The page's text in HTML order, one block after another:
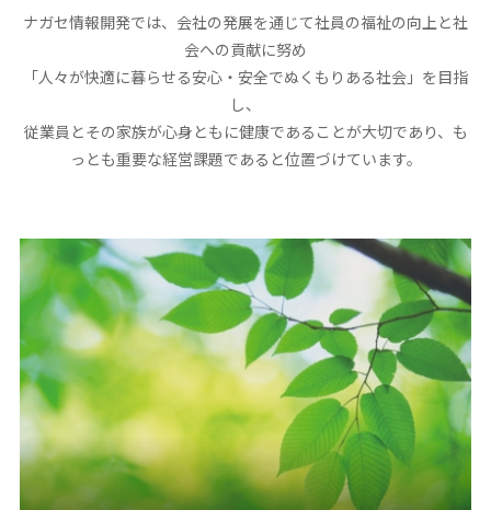
ナガセ情報開発では、会社の発展を通じて社員の福祉の向上と社
会への貢献に努め
「人々が快適に暮らせる安心・安全でぬくもりある社会」を目指
し、
従業員とその家族が心身ともに健康であることが大切であり、も
っとも重要な経営課題であると位置づけています。